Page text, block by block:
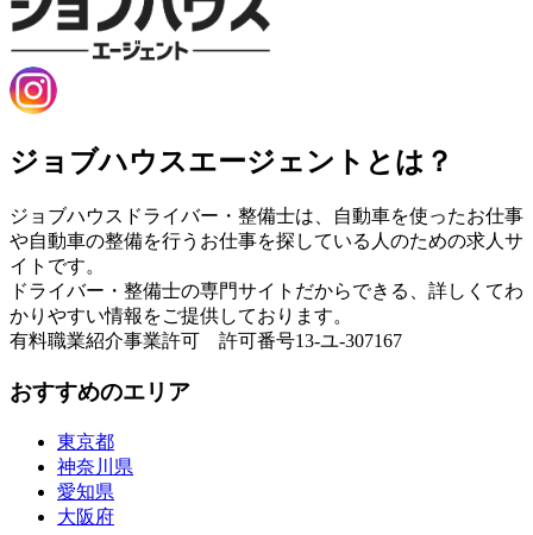
ジョブハウスエージェントとは？
ジョブハウスドライバー・整備士は、自動車を使ったお仕事
や自動車の整備を行うお仕事を探している人のための求人サ
イトです。
ドライバー・整備士の専門サイトだからできる、詳しくてわ
かりやすい情報をご提供しております。
有料職業紹介事業許可 許可番号13-ユ-307167
おすすめのエリア
東京都
神奈川県
愛知県
大阪府